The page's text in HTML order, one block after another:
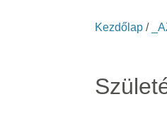
Kezdőlap /